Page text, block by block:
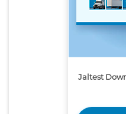
Jaltest